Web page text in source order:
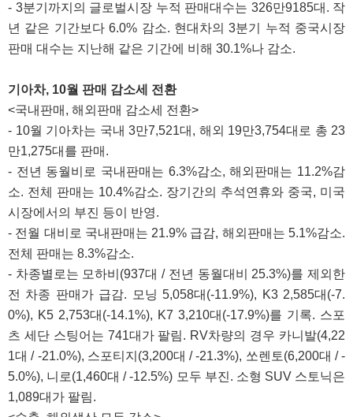
- 3분기까지의 글로벌시장 누적 판매대수는 326만9185대. 작
년 같은 기간보다 6.0% 감소. 현대차의 3분기 누적 중국시장
판매 대수는 지난해 같은 기간에 비해 30.1%나 감소.
기아차, 10월 판매 감소세 전환
<국내판매, 해외판매 감소세 전환>
- 10월 기아차는 국내 3만7,521대, 해외 19만3,754대로 총 23
만1,275대를 판매.
- 전년 동월비로 국내판매는 6.3%감소, 해외판매는 11.2%감
소. 전체 판매는 10.4%감소. 장기간의 추석연휴와 중국, 미국
시장에서의 부진 등이 반영.
- 전월 대비로 국내판매는 21.9% 급감, 해외판매는 5.1%감소.
전체 판매는 8.3%감소.
- 차종별로는 모하비(937대 / 전년 동월대비 25.3%)를 제외한
전 차종 판매가 급감. 모닝 5,058대(-11.9%), K3 2,585대(-7.
0%), K5 2,753대(-14.1%), K7 3,210대(-17.9%)를 기록. 스포
츠 세단 스팅어는 741대가 팔림. RV차량의 경우 카니발(4,22
1대 / -21.0%), 스포티지(3,200대 / -21.3%), 쏘렌토(6,200대 / -
5.0%), 니로(1,460대 / -12.5%) 모두 부진. 소형 SUV 스토닉은
1,089대가 팔림.